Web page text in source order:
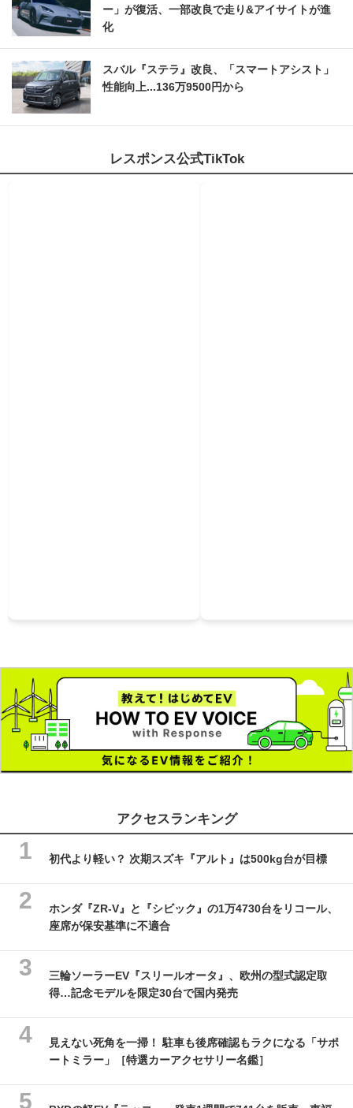
ー」が復活、一部改良で走り&アイサイトが進
化
スバル『ステラ』改良、「スマートアシスト」
性能向上...136万9500円から
レスポンス公式TikTok
アクセスランキング
初代より軽い？ 次期スズキ『アルト』は500kg台が目標
ホンダ『ZR-V』と『シビック』の1万4730台をリコール、
座席が保安基準に不適合
三輪ソーラーEV『スリールオータ』、欧州の型式認定取
得…記念モデルを限定30台で国内発売
見えない死角を一掃！ 駐車も後席確認もラクになる「サポ
ートミラー」［特選カーアクセサリー名鑑］